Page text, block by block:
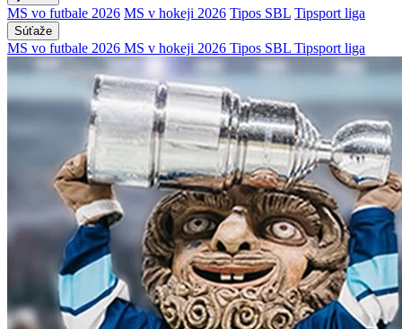
MS vo futbale 2026 MS v hokeji 2026 Tipos SBL Tipsport liga
Súťaže
MS vo futbale 2026 MS v hokeji 2026 Tipos SBL Tipsport liga